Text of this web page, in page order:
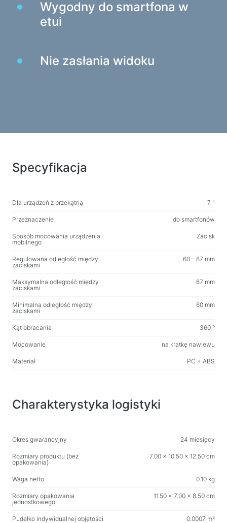
Kamery internetowe
Kamery internetowe
Plecaki, torby, uchwyty i inne akcesoria
Walizki na kółkach
Uchwyty samochodowe
Plecaki do nauki i wypoczynku
Środki czyszczące
Sprężone powietrze
Spraye, pianki, żeli
Nawilżane chusteczki
Latarki
Artykuły sportowe
Meble biurowe
Biurka do domu i biura
Stelaże biurek
Fotele biurowe
Fotele gamingowe
Produkty gospodarstwa domowego
Wieszaki podłogowe na ubrania
Testuj produkty
Wygodny do smartfona w
etui
Nie zasłania widoku
Specyfikacja
Dla urządzeń z przekątną 7 "
Przeznaczenie do smartfonów
Sposób mocowania urządzenia
mobilnego
Zacisk
Regulowana odległość między
zaciskami
60—87 mm
Maksymalna odległość między
zaciskami
87 mm
Minimalna odległość między
zaciskami
60 mm
Kąt obracania 360 °
Mocowanie na kratkę nawiewu
Materiał PC + ABS
Charakterystyka logistyki
Okres gwarancyjny 24 miesięcy
Rozmiary produktu (bez
opakowania)
7.00 x 10.50 x 12.50 cm
Waga netto 0.10 kg
Rozmiary opakowania
jednostkowego
11.50 x 7.00 x 8.50 cm
Pudełko indywidualnej objętości 0.0007 m³